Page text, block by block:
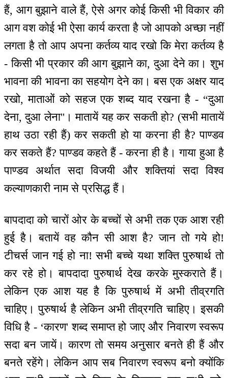
हैं, आग बुझाने वाले हैं, ऐसे अगर कोई किसी भी विकार की
आग वश कोई भी ऐसा कार्य करता है जो आपको अच्छा नहीं
लगता है तो आप अपना कर्तव्य याद रखो कि मेरा कर्तव्य है
- किसी भी प्रकार की आग बुझाने का, दुआ देने का। शुभ
भावना की भावना का सहयोग देने का। बस एक अक्षर याद
रखो, माताओं को सहज एक शब्द याद रखना है - “दुआ
देना, दुआ लेना''। मातायें यह कर सकती हो? (सभी मातायें
हाथ उठा रही हैं) कर सकती हो या करना ही है? पाण्डव
कर सकते हैं? पाण्डव कहते हैं - करना ही है। गाया हुआ है
पाण्डव अर्थात सदा विजयी और शक्तियां सदा विश्व
कल्याणकारी नाम से प्रसिद्ध हैं।
बापदादा को चारों ओर के बच्चों से अभी तक एक आश रही
हुई है। बतायें वह कौन सी आश है? जान तो गये हो!
टीचर्स जान गई हो ना! सभी बच्चे यथा शक्ति पुरुषार्थ तो
कर रहे हो। बापदादा पुरुषार्थ देख करके मुस्कराते हैं।
लेकिन एक आश यह है कि पुरुषार्थ में अभी तीव्रगति
चाहिए। पुरुषार्थ है लेकिन अभी तीव्रगति चाहिए। इसकी
विधि है - ‘कारण' शब्द समाप्त हो जाए और निवारण स्वरूप
सदा बन जायें। कारण तो समय अनुसार बनते ही हैं और
बनते रहेंगे। लेकिन आप सब निवारण स्वरूप बनो क्योंकि